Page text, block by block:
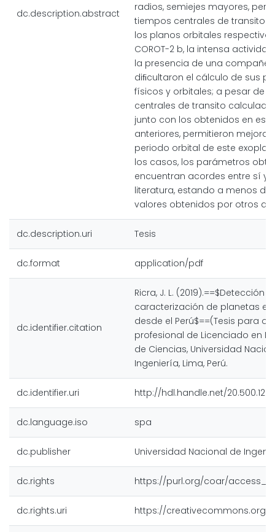
dc.description.abstract
radios, semiejes mayores,
tiempos centrales de transito
los planos orbitales
COROT-2 b, la intensa
la presencia de una
diﬁcultaron el cálculo de sus
físicos y orbitales; a pesar de
centrales de transito
junto con los obtenidos en
anteriores, permitieron mejorar
periodo orbital de este
los casos, los parámetros
encuentran acordes entre sí y
literatura, estando a menos de
valores obtenidos por otros
dc.description.uri Tesis
dc.format application/pdf
dc.identifier.citation
Ricra, J. L. (2019).==$Detección y
caracterización de planetas
desde el Perú$==(Tesis para
profesional de Licenciado en
de Ciencias, Universidad
Ingeniería, Lima, Perú.
dc.identifier.uri http://hdl.handle.net/
dc.language.iso spa
dc.publisher Universidad Nacional de
dc.rights https://purl.org/coar/
dc.rights.uri https://creativecommons.org/